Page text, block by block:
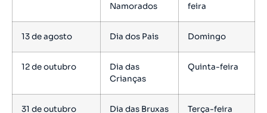
Namorados
feira
13 de agosto Dia dos Pais Domingo
12 de outubro
Dia das
Crianças
Quinta-feira
31 de outubro Dia das Bruxas Terça-feira